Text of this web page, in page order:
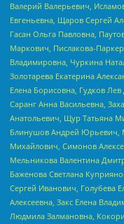
Валерий Валерьевич,
Евгеньевна, Щаров Сергей
Гасан Ольга Павловна,
Маркович, Пислакова-
Владимировна, Чуркина
Золотарева Екатерина
Елена Борисовна, Гудков
Саранг Анна Васильевна,
Анатольевич, Щур Татьяна
Блинушов Андрей Юрьевич,
Михайлович, Симонов
Мельникова Валентина
Баженова Светлана
Сергей Иванович, Голубева
Алексеевна, Закс Елена
Людмила Залмановна,